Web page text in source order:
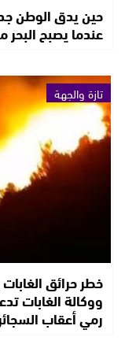
حين يدق الوطن
عندما يصبح البحر
تازة والجهة
خطر حرائق
ووكالة الغابات
رمي أعقاب